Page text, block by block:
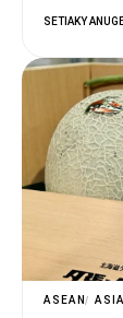
SETIAKY
ASEAN